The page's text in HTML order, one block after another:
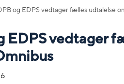
og EDPS vedtager fælles udtalelse
EDPS vedtager